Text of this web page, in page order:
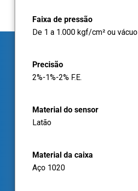
Faixa de pressão
De 1 a 1.000 kgf/cm² ou vácuo
Precisão
2%-1%-2% F.E.
Material do sensor
Latão
Material da caixa
Aço 1020